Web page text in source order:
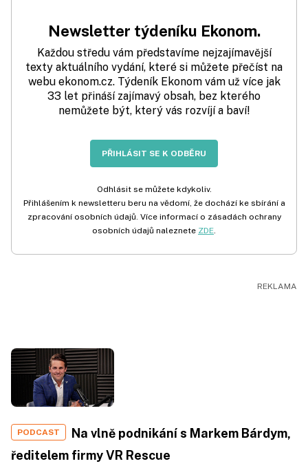
Newsletter týdeníku Ekonom.
Každou středu vám představíme nejzajímavější
texty aktuálního vydání, které si můžete přečíst na
webu ekonom.cz. Týdeník Ekonom vám už více jak
33 let přináší zajímavý obsah, bez kterého
nemůžete být, který vás rozvíjí a baví!
PŘIHLÁSIT SE K ODBĚRU
Odhlásit se můžete kdykoliv.
Přihlášením k newsletteru beru na vědomí, že dochází ke sbírání a
zpracování osobních údajů. Více informací o zásadách ochrany
osobních údajů naleznete ZDE.
PODCAST
Na vlně podnikání s Markem Bárdym,
ředitelem firmy VR Rescue